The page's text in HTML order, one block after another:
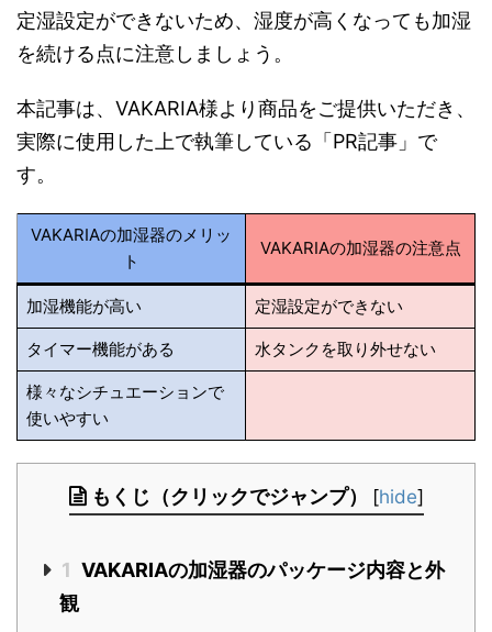
定湿設定ができないため、湿度が高くなっても加湿
を続ける点に注意しましょう。
本記事は、VAKARIA様より商品をご提供いただき、
実際に使用した上で執筆している「PR記事」で
す。
VAKARIAの加湿器のメリッ
ト
VAKARIAの加湿器の注意点
加湿機能が高い 定湿設定ができない
タイマー機能がある 水タンクを取り外せない
様々なシチュエーションで
使いやすい
もくじ（クリックでジャンプ） [hide]
1 VAKARIAの加湿器のパッケージ内容と外
観